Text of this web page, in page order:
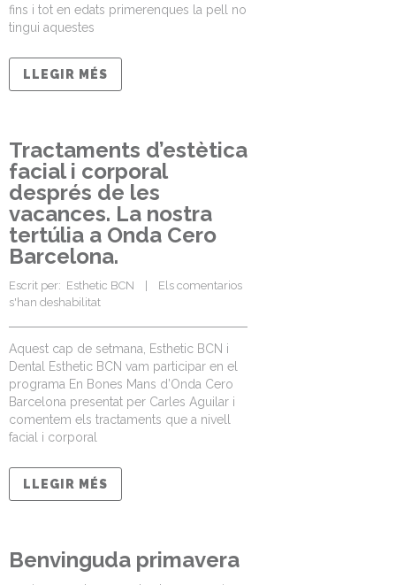
fins i tot en edats primerenques la pell no
tingui aquestes
LLEGIR MÉS
Tractaments d’estètica
facial i corporal
després de les
vacances. La nostra
tertúlia a Onda Cero
Barcelona.
Escrit per: Esthetic BCN
Els comentarios
s'han deshabilitat
Aquest cap de setmana, Esthetic BCN i
Dental Esthetic BCN vam participar en el
programa En Bones Mans d’Onda Cero
Barcelona presentat per Carles Aguilar i
comentem els tractaments que a nivell
facial i corporal
LLEGIR MÉS
Benvinguda primavera